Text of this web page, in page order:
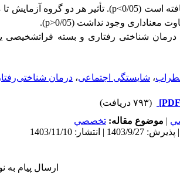
است (0/05>
p). تأثیر هر دو گروه آزمایش
معناداری وجود نداشت (0/05<
p
).
شناختی رفتاری و بسته فراتشخیصی
، شایستگی اجتماعی، درمان
(۷۹۳ دریافت)
| موضوع مقاله: تخصصي
ارسال پیام به